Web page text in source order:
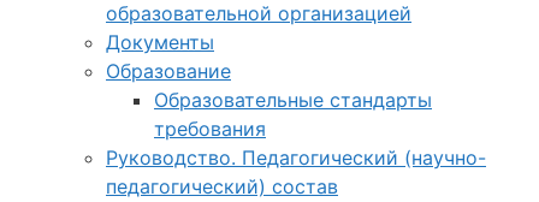
образовательной организацией
Документы
Образование
Образовательные стандарты
требования
Руководство. Педагогический (научно-
педагогический) состав